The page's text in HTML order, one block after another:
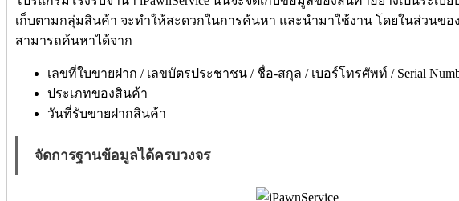
เก็บตามกลุ่มสินค้า จะทำให้สะดวกในการค้นหา และนำมาใช้งาน โดยในส่วนขอ
สามารถค้นหาได้จาก
เลขที่ใบขายฝาก / เลขบัตรประชาชน / ชื่อ-สกุล / เบอร์โทรศัพท์ / Serial
ประเภทของสินค้า
วันที่รับขายฝากสินค้า
จัดการฐานข้อมูลได้ครบวงจร